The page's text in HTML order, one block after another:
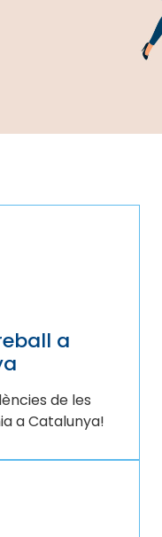
tecnològic
a
de les
a Catalunya!